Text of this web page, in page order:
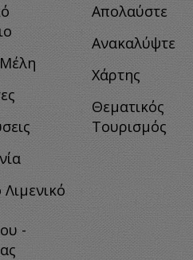
Μέλη
-
Απολαύστε
Ανακαλύψτε
Χάρτης
Θεματικός
Τουρισμός